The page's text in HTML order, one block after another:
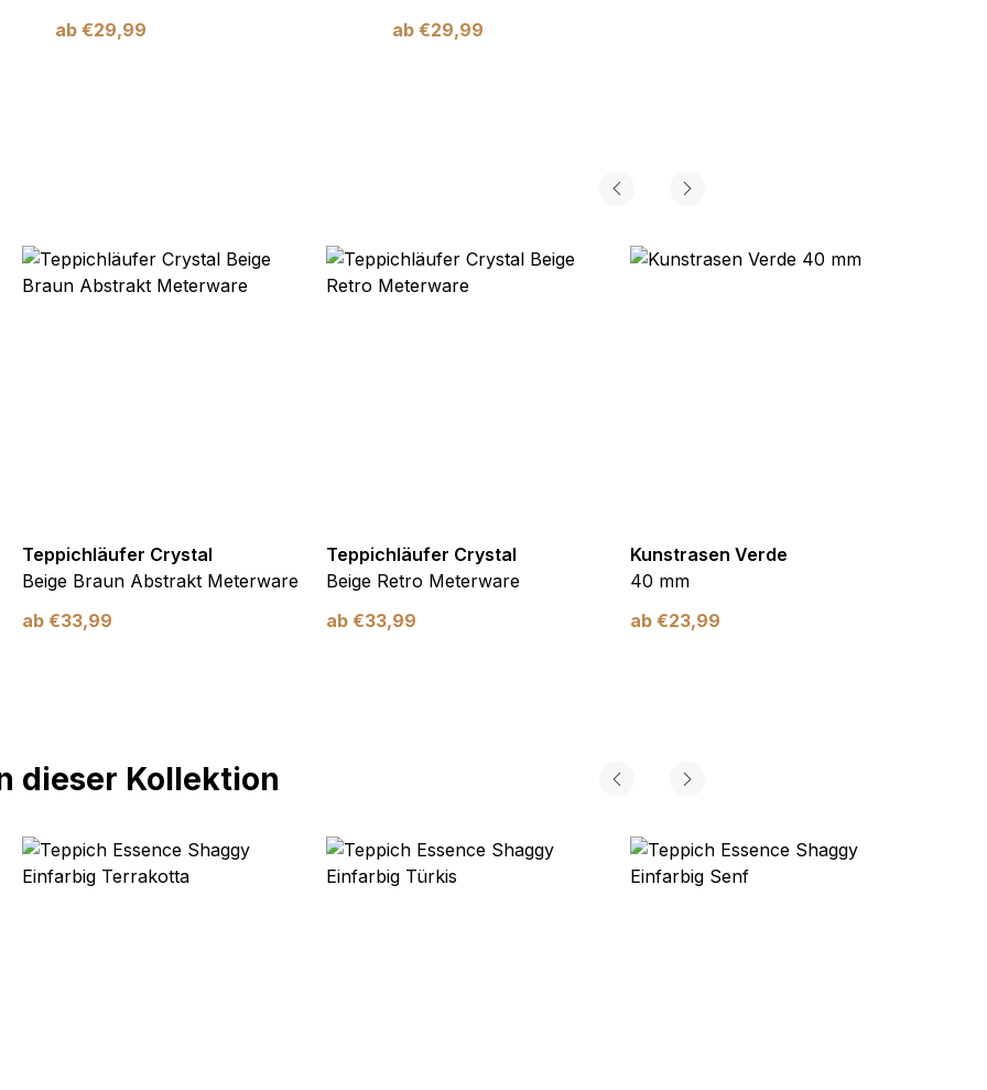
ab €29,99
ab €29,99
Teppichläufer Crystal
Beige Braun Abstrakt Meterware
ab €33,99
Teppichläufer Crystal
Beige Retro Meterware
ab €33,99
Kunstrasen Verde
40 mm
ab €23,99
dieser Kollektion